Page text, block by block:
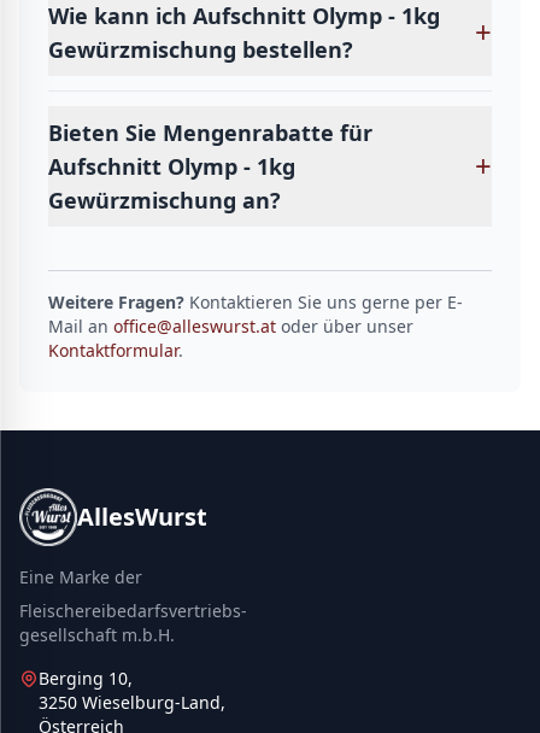
Wie kann ich Aufschnitt Olymp - 1kg
Gewürzmischung bestellen?
+
Bieten Sie Mengenrabatte für
Aufschnitt Olymp - 1kg
Gewürzmischung an?
+
Weitere Fragen? Kontaktieren Sie uns gerne per E-
Mail an office@alleswurst.at oder über unser
Kontaktformular.
AllesWurst
Eine Marke der
Fleischereibedarfsvertriebs-
gesellschaft m.b.H.
Berging 10,
3250 Wieselburg-Land,
Österreich